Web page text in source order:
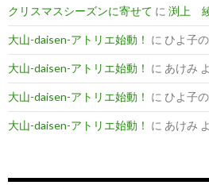
クリスマスシーズンに寄せて に 渕上
大山-daisen-アトリエ始動！ に ひよ子
大山-daisen-アトリエ始動！ に あけみ
大山-daisen-アトリエ始動！ に ひよ子
大山-daisen-アトリエ始動！ に あけみ